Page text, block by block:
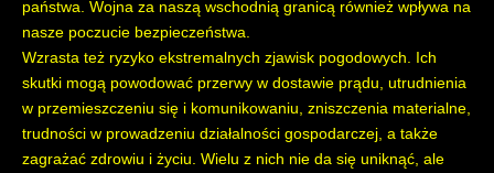
państwa. Wojna za naszą wschodnią granicą również wpływa na
nasze poczucie bezpieczeństwa.
Wzrasta też ryzyko ekstremalnych zjawisk pogodowych. Ich
skutki mogą powodować przerwy w dostawie prądu, utrudnienia
w przemieszczeniu się i komunikowaniu, zniszczenia materialne,
trudności w prowadzeniu działalności gospodarczej, a także
zagrażać zdrowiu i życiu. Wielu z nich nie da się uniknąć, ale